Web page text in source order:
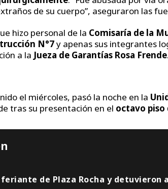
de su cuerpo”, aseguraron las
hizo personal de la Comisaría de la
N°7y apenas sus integrantes
a la Jueza de Garantías Rosa Frende.
el miércoles, pasó la noche en la
tras su presentación en el octavo piso
de Plaza Rocha y detuvieron